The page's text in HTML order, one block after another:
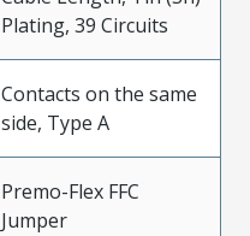
Plating, 39 Circuits
Contacts on the same
side, Type A
Premo-Flex FFC
Jumper